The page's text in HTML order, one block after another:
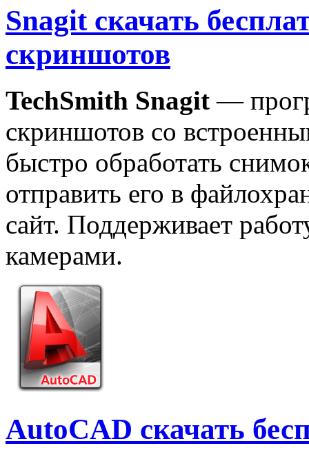
Snagit скачать
скриншотов
TechSmith Snagit —
скриншотов со
быстро обработать
отправить его в
сайт. Поддерживает
камерами.
AutoCAD скачать